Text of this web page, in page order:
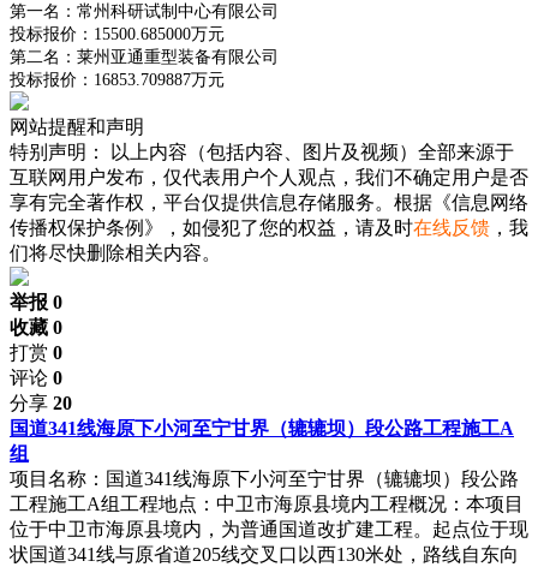
第一名：常州科研试制中心有限公司
投标报价：15500.685000万元
第二名：莱州亚通重型装备有限公司
投标报价：16853.709887万元
网站提醒和声明
特别声明：
以上内容（包括内容、图片及视频）全部来源于
互联网用户发布，仅代表用户个人观点，我们不确定用户是否
享有完全著作权，平台仅提供信息存储服务。根据《信息网络
传播权保护条例》，如侵犯了您的权益，请及时在线反馈 ，我
们将尽快删除相关内容。
举报 0
收藏 0
打赏 0
评论 0
分享 20
国道341线海原下小河至宁甘界（辘辘坝）段公路工程施工A
组
项目名称：国道341线海原下小河至宁甘界（辘辘坝）段公路
工程施工A组工程地点：中卫市海原县境内工程概况：本项目
位于中卫市海原县境内，为普通国道改扩建工程。起点位于现
状国道341线与原省道205线交叉口以西130米处，路线自东向